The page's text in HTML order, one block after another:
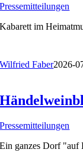
Pressemitteilungen
Kabarett im
Wilfried Faber2026-
Pressemitteilungen
Ein ganzes Dorf "auf